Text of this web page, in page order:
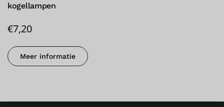
kogellampen
€7,20
Meer informatie